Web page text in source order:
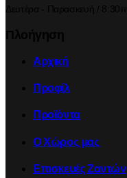
Αρχική
Προφίλ
Προϊόντα
Ο Χώρος μας
Επισκευές Ζαντών